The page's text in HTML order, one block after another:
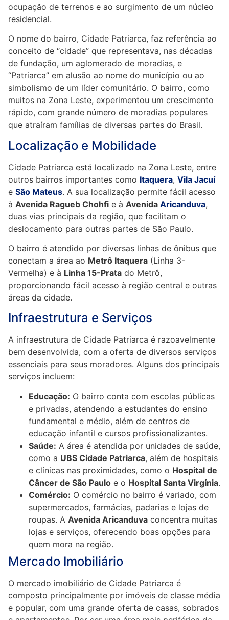
ocupação de terrenos e ao surgimento de um núcleo
residencial.
O nome do bairro, Cidade Patriarca, faz referência ao
conceito de “cidade” que representava, nas décadas
de fundação, um aglomerado de moradias, e
“Patriarca” em alusão ao nome do município ou ao
simbolismo de um líder comunitário. O bairro, como
muitos na Zona Leste, experimentou um crescimento
rápido, com grande número de moradias populares
que atraíram famílias de diversas partes do Brasil.
Localização e Mobilidade
Cidade Patriarca está localizado na Zona Leste, entre
outros bairros importantes como Itaquera, Vila Jacuí
e São Mateus. A sua localização permite fácil acesso
à Avenida Ragueb Chohfi e à Avenida Aricanduva,
duas vias principais da região, que facilitam o
deslocamento para outras partes de São Paulo.
O bairro é atendido por diversas linhas de ônibus que
conectam a área ao Metrô Itaquera (Linha 3-
Vermelha) e à Linha 15-Prata do Metrô,
proporcionando fácil acesso à região central e outras
áreas da cidade.
Infraestrutura e Serviços
A infraestrutura de Cidade Patriarca é razoavelmente
bem desenvolvida, com a oferta de diversos serviços
essenciais para seus moradores. Alguns dos principais
serviços incluem:
Educação: O bairro conta com escolas públicas
e privadas, atendendo a estudantes do ensino
fundamental e médio, além de centros de
educação infantil e cursos profissionalizantes.
Saúde: A área é atendida por unidades de saúde,
como a UBS Cidade Patriarca, além de hospitais
e clínicas nas proximidades, como o Hospital de
Câncer de São Paulo e o Hospital Santa Virgínia.
Comércio: O comércio no bairro é variado, com
supermercados, farmácias, padarias e lojas de
roupas. A Avenida Aricanduva concentra muitas
lojas e serviços, oferecendo boas opções para
quem mora na região.
Mercado Imobiliário
O mercado imobiliário de Cidade Patriarca é
composto principalmente por imóveis de classe média
e popular, com uma grande oferta de casas, sobrados